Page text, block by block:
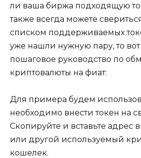
ли ваша биржа подходящую
также всегда можете
списком поддерживаемых
уже нашли нужную пару, то
пошаговое руководство по
криптовалюты на фиат:
Для примера будем
необходимо внести токен на
Скопируйте и вставьте адрес
или другой используемый
кошелек.